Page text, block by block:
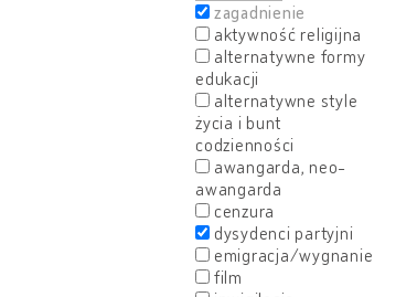
zagadnienie
aktywność religijna
alternatywne formy
edukacji
alternatywne style
życia i bunt
codzienności
awangarda, neo-
awangarda
cenzura
dysydenci partyjni
emigracja/wygnanie
film